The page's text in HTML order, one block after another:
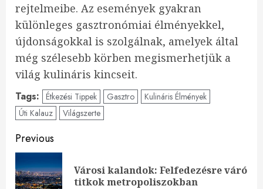
rejtelmeibe. Az események gyakran
különleges gasztronómiai élményekkel,
újdonságokkal is szolgálnak, amelyek által
még szélesebb körben megismerhetjük a
világ kulináris kincseit.
Tags: Étkezési Tippek Gasztro
Kulináris Élmények
Úti Kalauz
Világszerte
Continue
Reading
Previous
Városi kalandok: Felfedezésre váró
titkok metropoliszokban